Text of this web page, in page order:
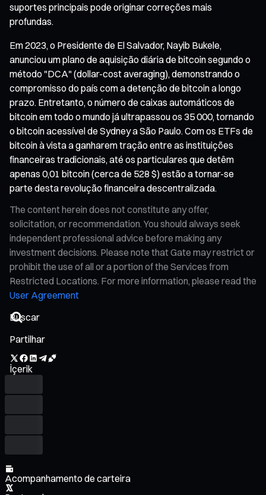
suportes principais pode originar correções mais
profundas.
Em 2023, o Presidente de El Salvador, Nayib Bukele,
anunciou um plano de aquisição diária de bitcoin segundo o
método "DCA" (dollar-cost averaging), demonstrando o
compromisso do país com a detenção de bitcoin a longo
prazo. Entretanto, o número de caixas automáticos de
bitcoin em todo o mundo já ultrapassou os 35 000, tornando
o bitcoin acessível de Sydney a São Paulo. Com os ETFs de
bitcoin à vista a ganharem tração entre as instituições
financeiras tradicionais, até os particulares que detêm
apenas 0,01 bitcoin (cerca de 528 $) estão a tornar-se
parte desta revolução financeira descentralizada.
The content herein does not constitute any offer,
solicitation, or recommendation. You should always seek
independent professional advice before making any
investment decisions. Please note that Gate may restrict or
prohibit the use of all or a portion of the Services from
Restricted Locations. For more information, please read the
User Agreement
Partilhar
İçerik
Acompanhamento de carteira